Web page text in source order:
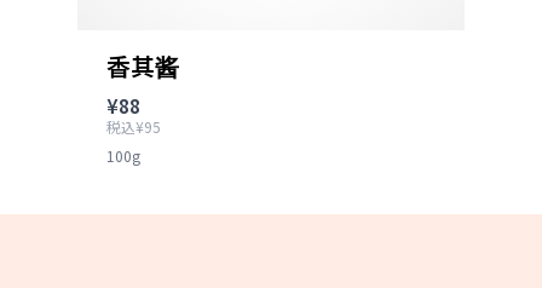
香其酱
¥88
税込¥95
100g